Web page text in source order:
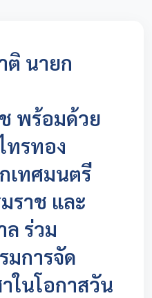
ติ นายก
พร้อมด้วย
ทรทอง
เทศมนตรี
ราช และ
ร่วม
การจัด
ในโอกาสวัน